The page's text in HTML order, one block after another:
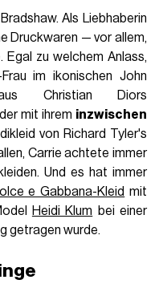
Als Liebhaberin
Druckwaren — vor allem,
Egal zu welchem Anlass,
im ikonischen John
aus Christian Diors
mit ihrem inzwischen
von Richard Tyler's
Carrie achtete immer
Und es hat immer
e Gabbana-Kleid mit
Heidi Klum bei einer
getragen wurde.